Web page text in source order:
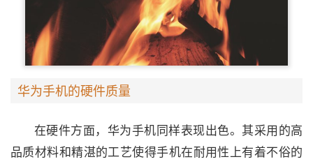
华为手机的硬件质量
在硬件方面，华为手机同样表现出色。其采用的高
品质材料和精湛的工艺使得手机在耐用性上有着不俗的